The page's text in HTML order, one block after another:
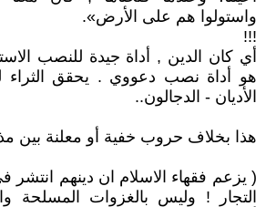
واستولوا هم على الأرض».
!!!
أي كان الدين , أداة جيدة للنصب
هو أداة نصب دعووي . يحقق الثراء
الأديان - الدجالون..
هذا بخلاف حروب خفية أو معلنة بين
( يزعم فقهاء الاسلام ان دينهم
التجار ! وليس بالغزوات المسلحة